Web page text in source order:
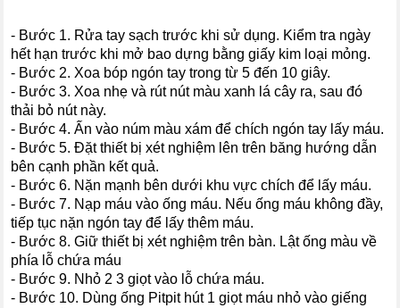
- Bước 1. Rửa tay sạch trước khi sử dụng. Kiểm tra ngày
hết hạn trước khi mở bao dựng bằng giấy kim loại mỏng.
- Bước 2. Xoa bóp ngón tay trong từ 5 đến 10 giây.
- Bước 3. Xoa nhẹ và rút nút màu xanh lá cây ra, sau đó
thải bỏ nút này.
- Bước 4. Ấn vào núm màu xám để chích ngón tay lấy máu.
- Bước 5. Đặt thiết bị xét nghiệm lên trên băng hướng dẫn
bên cạnh phần kết quả.
- Bước 6. Nặn mạnh bên dưới khu vực chích để lấy máu.
- Bước 7. Nạp máu vào ống máu. Nếu ống máu không đầy,
tiếp tục nặn ngón tay để lấy thêm máu.
- Bước 8. Giữ thiết bị xét nghiệm trên bàn. Lật ống màu về
phía lỗ chứa máu
- Bước 9. Nhỏ 2 3 giọt vào lỗ chứa máu.
- Bước 10. Dùng ống Pitpit hút 1 giọt máu nhỏ vào giếng